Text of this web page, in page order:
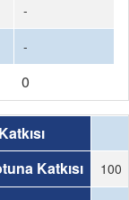
-
-
0
Katkısı
100